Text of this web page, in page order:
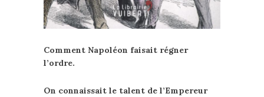
Comment Napoléon faisait régner
l’ordre.
On connaissait le talent de l’Empereur